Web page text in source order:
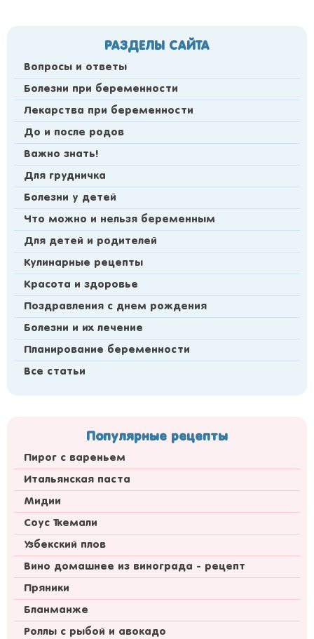
РАЗДЕЛЫ САЙТА
Вопросы и ответы
Болезни при беременности
Лекарства при беременности
До и после родов
Важно знать!
Для грудничка
Болезни у детей
Что можно и нельзя беременным
Для детей и родителей
Кулинарные рецепты
Красота и здоровье
Поздравления с днем рождения
Болезни и их лечение
Планирование беременности
Все статьи
Популярные рецепты
Пирог с вареньем
Итальянская паста
Мидии
Соус Ткемали
Узбекский плов
Вино домашнее из винограда - рецепт
Пряники
Бланманже
Роллы с рыбой и авокадо